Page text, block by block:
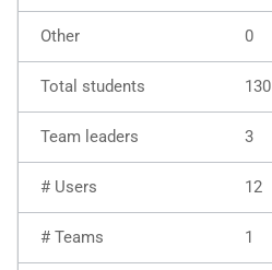
0
130
3
12
1